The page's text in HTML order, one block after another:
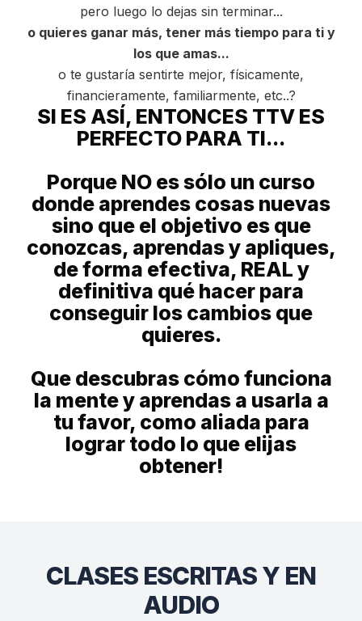
pero luego lo dejas sin terminar...
o quieres ganar más, tener más tiempo para ti y
los que amas...
o te gustaría sentirte mejor, físicamente,
financieramente, familiarmente, etc..?
SI ES ASÍ, ENTONCES TTV ES
PERFECTO PARA TI...
Porque NO es sólo un curso
donde aprendes cosas nuevas
sino que el objetivo es que
conozcas, aprendas y apliques,
de forma efectiva, REAL y
definitiva qué hacer para
conseguir los cambios que
quieres.
Que descubras cómo funciona
la mente y aprendas a usarla a
tu favor, como aliada para
lograr todo lo que elijas
obtener!
CLASES ESCRITAS Y EN
AUDIO